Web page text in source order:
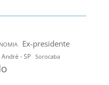
Ex-presidente
- SP
Sorocaba